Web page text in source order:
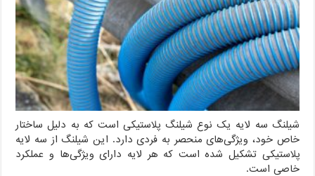
لایه
شیلنگ سه لایه یک نوع شیلنگ پلاستیکی است که به دلیل ساختار
خاص خود، ویژگی‌های منحصر به فردی دارد. این شیلنگ از سه لایه
پلاستیکی تشکیل شده است که هر لایه دارای ویژگی‌ها و عملکرد
خاصی است.